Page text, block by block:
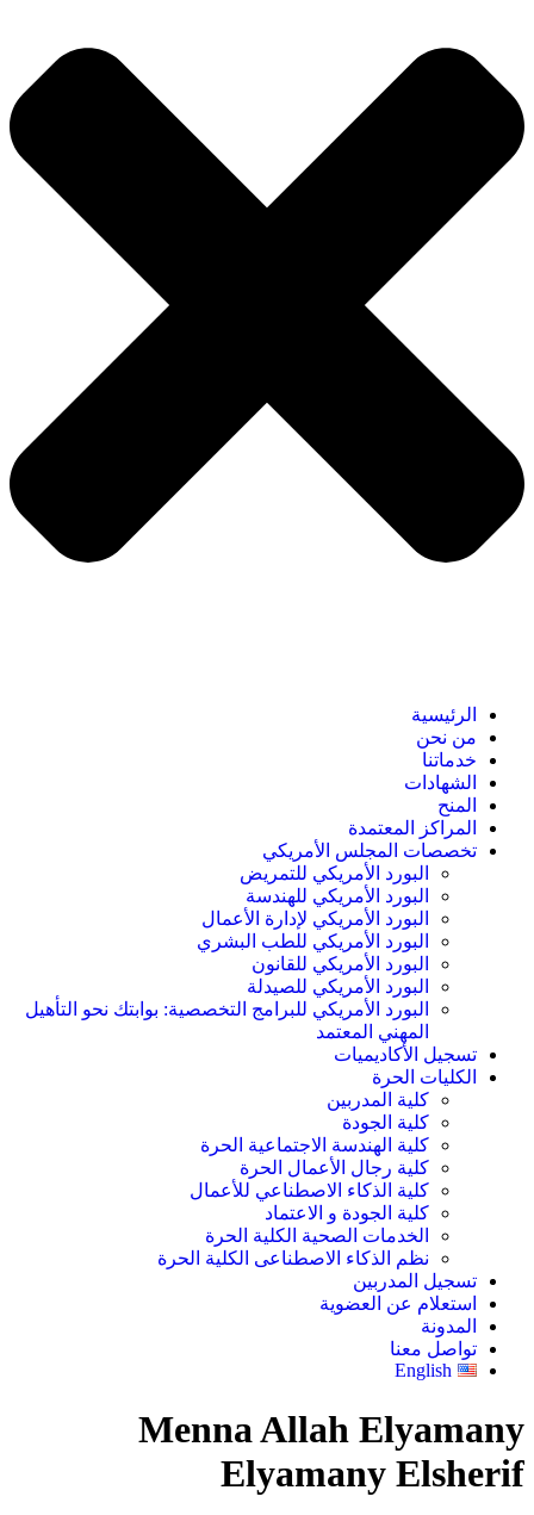
الرئيسية
من نحن
خدماتنا
الشهادات
المنح
المراكز المعتمدة
تخصصات المجلس الأمريكي
البورد الأمريكي للتمريض
البورد الأمريكي للهندسة
البورد الأمريكي لإدارة الأعمال
البورد الأمريكي للطب البشري
البورد الأمريكي للقانون
البورد الأمريكي للصيدلة
البورد الأمريكي للبرامج التخصصية: بوابتك نحو التأهيل
المهني المعتمد
تسجيل الأكاديميات
الكليات الحرة
كلية المدربين
كلية الجودة
كلية الهندسة الاجتماعية الحرة
كلية رجال الأعمال الحرة
كلية الذكاء الاصطناعي للأعمال
كلية الجودة و الاعتماد
الخدمات الصحية الكلية الحرة
نظم الذكاء الاصطناعى الكلية الحرة
تسجيل المدربين
استعلام عن العضوية
المدونة
تواصل معنا
English
Menna Allah Elyamany
Elyamany Elsherif